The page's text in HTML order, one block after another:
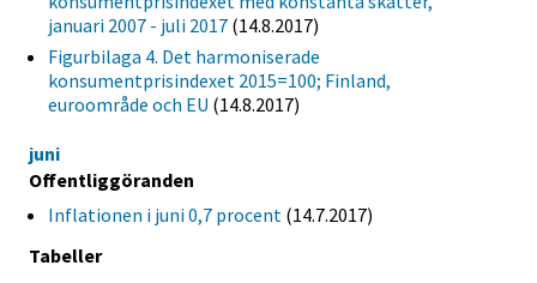
januari 2007 - juli 2017 (14.8.2017)
Figurbilaga 4. Det harmoniserade
konsumentprisindexet 2015=100; Finland,
euroområde och EU (14.8.2017)
juni
Offentliggöranden
Inflationen i juni 0,7 procent (14.7.2017)
Tabeller